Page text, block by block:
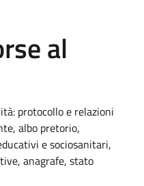
al
protocollo e relazioni
albo pretorio,
e sociosanitari,
anagrafe, stato